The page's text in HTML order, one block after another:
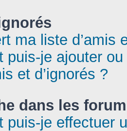
ma liste d’amis
puis-je ajouter
et d’ignorés ?
dans les
puis-je effectuer